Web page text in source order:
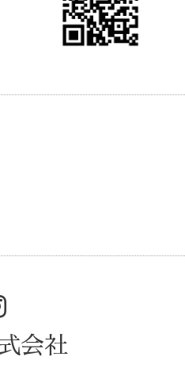
会社